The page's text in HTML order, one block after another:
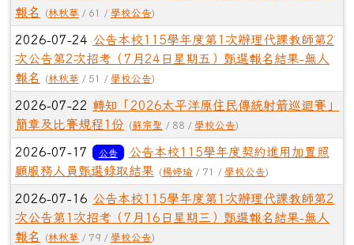
報名
(林秋華 / 61 / 學校公告)
2026-07-24 公告本校115學年度第1次辦理代課教師第2
次公告第2次招考（7月24日星期五）甄選報名結果-無人
報名
(林秋華 / 51 / 學校公告)
2026-07-22 轉知「2026太平洋原住民傳統射箭巡迴賽」
簡章及比賽規程1份
(蘇宗聖 / 88 / 學校公告)
2026-07-17 公告
公告本校115學年度契約進用加置照
顧服務人員甄選錄取結果
(楊婷瑜 / 71 / 學校公告)
2026-07-16 公告本校115學年度第1次辦理代課教師第2
次公告第1次招考（7月16日星期三）甄選報名結果-無人
報名
(林秋華 / 79 / 學校公告)